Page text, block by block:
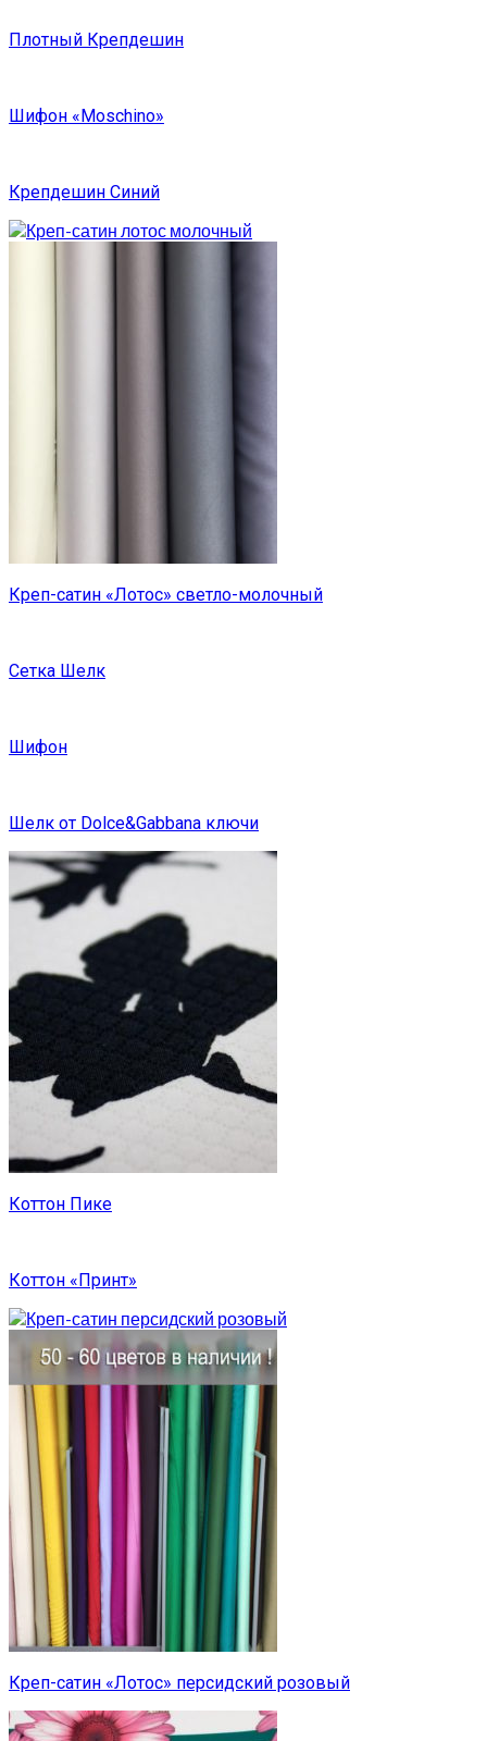
Плотный Крепдешин
Шифон «Moschino»
Крепдешин Синий
Креп-сатин «Лотос» светло-молочный
Сетка Шелк
Шифон
Шелк от Dolce&Gabbana ключи
Коттон Пике
Коттон «Принт»
Креп-сатин «Лотос» персидский розовый